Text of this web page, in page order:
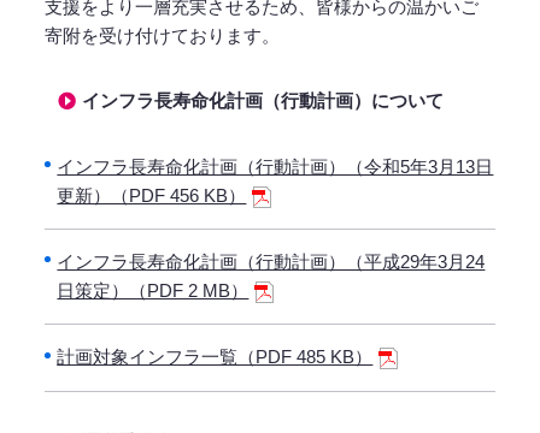
支援をより一層充実させるため、皆様からの温かいご
寄附を受け付けております。
インフラ長寿命化計画（行動計画）について
インフラ長寿命化計画（行動計画）（令和5年3月13日
更新）（PDF 456 KB）
インフラ長寿命化計画（行動計画）（平成29年3月24
日策定）（PDF 2 MB）
計画対象インフラ一覧（PDF 485 KB）